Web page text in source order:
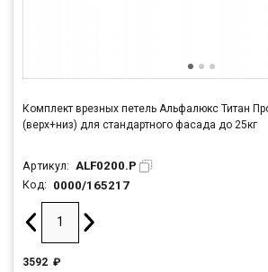
Комплект врезных петель Альфалюкс Титан
(верх+низ) для стандартного фасада до 25кг
Артикул: ALF0200.P
Код: 0000/165217
3592 ₽